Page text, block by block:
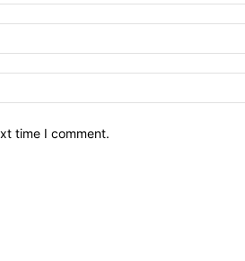
time I comment.